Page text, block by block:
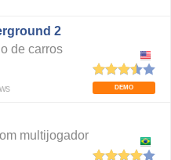
2
de carros
DEMO
multijogador